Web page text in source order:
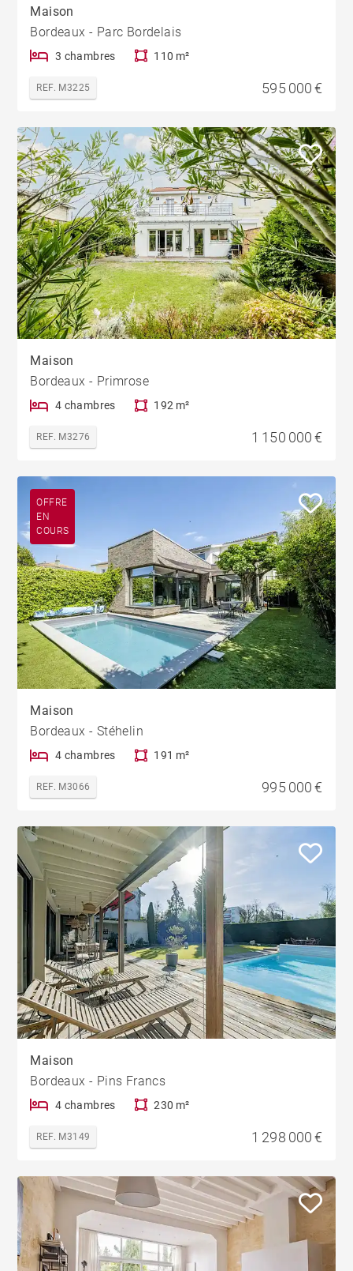
Maison
Bordeaux - Parc Bordelais
3 chambres 110 m²
REF. M3225 595 000 €
Maison
Bordeaux - Primrose
4 chambres 192 m²
REF. M3276 1 150 000 €
OFFRE
EN
COURS
Maison
Bordeaux - Stéhelin
4 chambres 191 m²
REF. M3066 995 000 €
Maison
Bordeaux - Pins Francs
4 chambres 230 m²
REF. M3149 1 298 000 €